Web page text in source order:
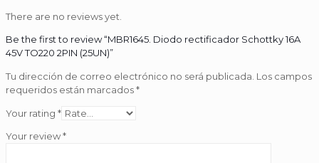
quantity
There are no reviews yet.
Be the first to review “MBR1645. Diodo rectificador Schottky 16A
45V TO220 2PIN (25UN)”
Tu dirección de correo electrónico no será publicada. Los campos
requeridos están marcados*
Your rating *
Your review*